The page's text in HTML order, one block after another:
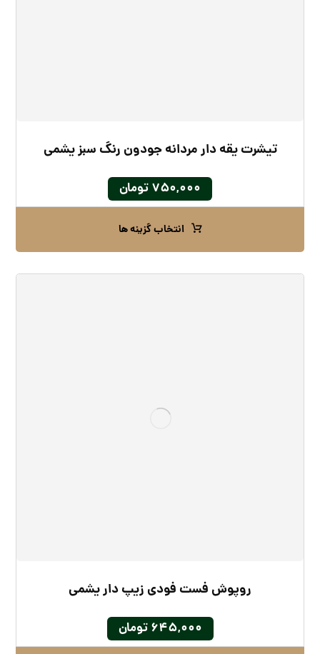
تیشرت یقه دار مردانه جودون رنگ سبز یشمی
۷۵۰,۰۰۰تومان
انتخاب گزینه ها
روپوش فست‌ فودی زیپ دار یشمی
۶۴۵,۰۰۰ تومان